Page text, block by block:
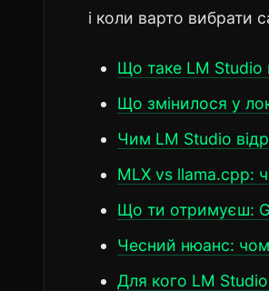
і коли варто вибрати
Що таке LM
Що змінилося у
Чим LM Studio
MLX vs llama.cpp:
Що ти отримуєш:
Чесний нюанс:
Для кого LM